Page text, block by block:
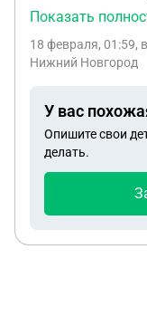
не имею, есть ли
есть сестра по
Показать
18 февраля, 01:59,
Нижний Новгород
У вас
Опишите свои
делать.